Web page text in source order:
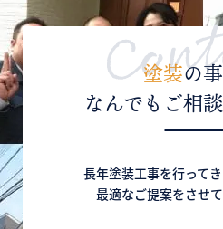
塗装の
なんでもご相
長年塗装工事を行ってき
最適なご提案をさせて